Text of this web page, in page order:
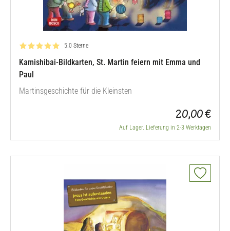
Bewertung: 5.0 von 5
5.0 Sterne
Kamishibai-Bildkarten, St. Martin feiern mit Emma und
Paul
Martinsgeschichte für die Kleinsten
20,00 €
Auf Lager. Lieferung in 2-3 Werktagen